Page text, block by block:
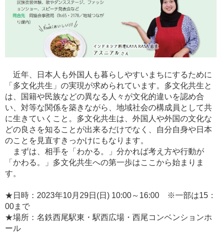
近年、日本人も外国人も暮らしやすいまちにするために
「多文化共生」の実現が求められています。多文化共生と
は、国籍や民族などの異なる人々が文化的違いを認め合
い、対等な関係を築きながら、地域社会の構成員として共
に生きていくこと。多文化共生は、外国人や外国の文化な
どの良さを知ることが出来るだけでなく、自分自身や日本
のことを見直すきっかけにもなります。
まずは、相手を「わかる。」分かれば考え方や行動が
「かわる。」多文化共生への第一歩はここから始まりま
す。
★日時：2023年10月29日(日) 10:00～16:00 ※一部は15：
00まで
★場所：名鉄西尾駅東・駅西広場・西尾コンベンションホ
ール